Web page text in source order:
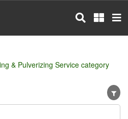
& Pulverizing Service category